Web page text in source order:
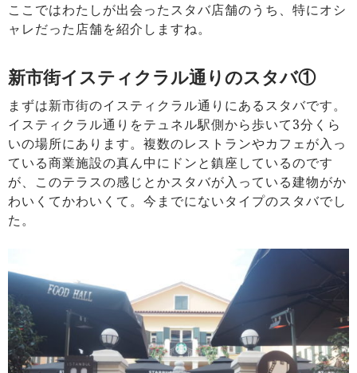
ここではわたしが出会ったスタバ店舗のうち、特にオシ
ャレだった店舗を紹介しますね。
新市街イスティクラル通りのスタバ①
まずは新市街のイスティクラル通りにあるスタバです。
イスティクラル通りをテュネル駅側から歩いて3分くら
いの場所にあります。複数のレストランやカフェが入っ
ている商業施設の真ん中にドンと鎮座しているのです
が、このテラスの感じとかスタバが入っている建物がか
わいくてかわいくて。今までにないタイプのスタバでし
た。